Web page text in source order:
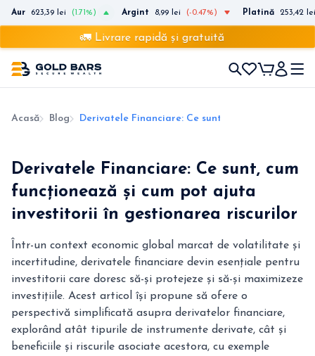
Aur 623,39 lei (1.71%) Argint 8,99 lei (-0.47%) Platină 253,42 lei
🚛 Livrare rapidă și gratuită
Acasă Blog Derivatele Financiare: Ce sunt, cum
Derivatele Financiare: Ce sunt, cum
funcționează și cum pot ajuta
investitorii în gestionarea riscurilor
Într-un context economic global marcat de volatilitate și
incertitudine, derivatele financiare devin esențiale pentru
investitorii care doresc să-și protejeze și să-și maximizeze
investițiile. Acest articol își propune să ofere o
perspectivă simplificată asupra derivatelor financiare,
explorând atât tipurile de instrumente derivate, cât și
beneficiile și riscurile asociate acestora, cu exemple